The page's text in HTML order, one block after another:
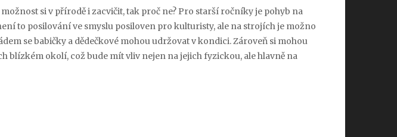
si v přírodě i zacvičit, tak proč ne? Pro starší ročníky je pohyb na
to posilování ve smyslu posiloven pro kulturisty, ale na strojích je možno
se babičky a dědečkové mohou udržovat v kondici. Zároveň si mohou
blízkém okolí, což bude mít vliv nejen na jejich fyzickou, ale hlavně na